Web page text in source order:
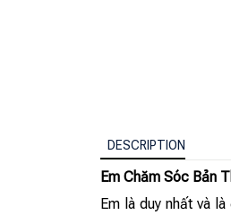
DESCRIPTION
Em Chăm Sóc Bản
Em là duy nhất và